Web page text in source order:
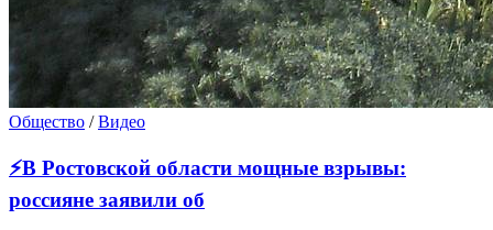
Общество /Видео
⚡В Ростовской области мощные взрывы:
россияне заявили об